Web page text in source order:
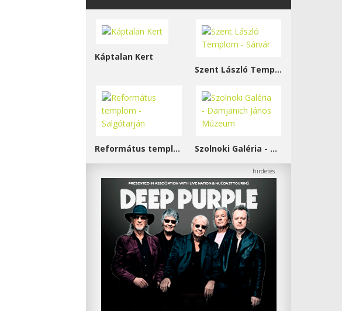
Káptalan Kert
Szent László Templom - Sárvár
Református templom - Salgótarján Szolnoki Galéria - Damjanich János Múzeum